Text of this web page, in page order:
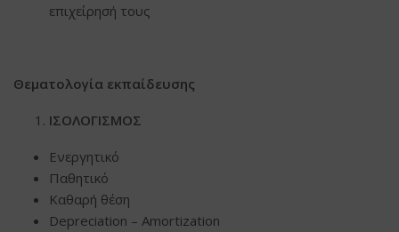
επιχείρησή τους
Θεματολογία εκπαίδευσης
ΙΣΟΛΟΓΙΣΜΟΣ
Ενεργητικό
Παθητικό
Καθαρή θέση
Depreciation – Amortization